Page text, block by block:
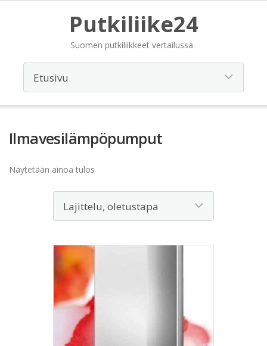
Putkiliike24
Suomen putkiliikkeet vertailussa
Ilmavesilämpöpumput
Näytetään ainoa tulos